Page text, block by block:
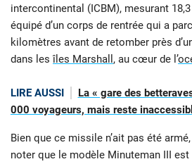
intercontinental (ICBM), mesurant
équipé d’un corps de rentrée qui a
kilomètres avant de retomber près
dans les îles Marshall , au cœur de l’
LIRE AUSSI
La « gare des
000 voyageurs, mais reste
Bien que ce missile n’ait pas été
noter que le modèle Minuteman III